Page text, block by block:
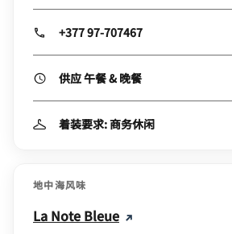
+377 97-707467
供应 午餐 & 晚餐
着装要求: 商务休闲
地中海风味
La Note Bleue